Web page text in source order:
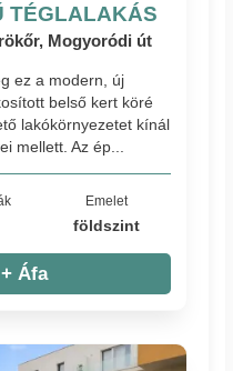
TÉGLALAKÁS
Mogyoródi út
ez a modern, új
belső kert köré
lakókörnyezetet kínál
mellett. Az ép...
Emelet
földszint
Áfa